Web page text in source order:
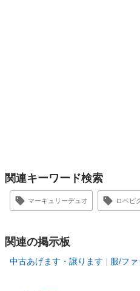
関連キーワード検索
マーキュリーデュオ ロペピ
関連の掲示板
中古あげます・譲ります 服/フ